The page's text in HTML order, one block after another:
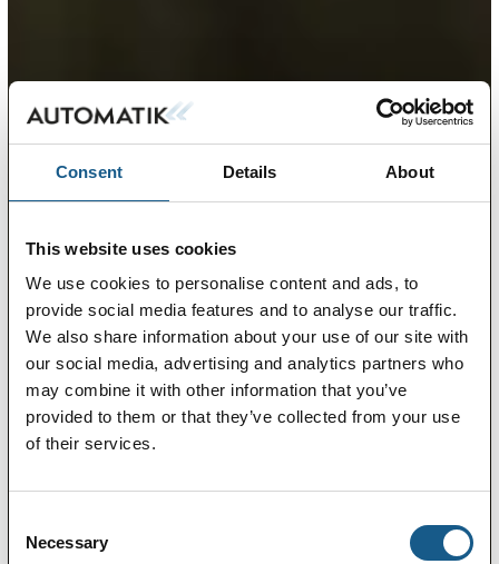
Consent Details About
This website uses cookies
We use cookies to personalise content and ads, to
provide social media features and to analyse our traffic.
We also share information about your use of our site with
our social media, advertising and analytics partners who
may combine it with other information that you’ve
provided to them or that they’ve collected from your use
of their services.
Selection
Necessary